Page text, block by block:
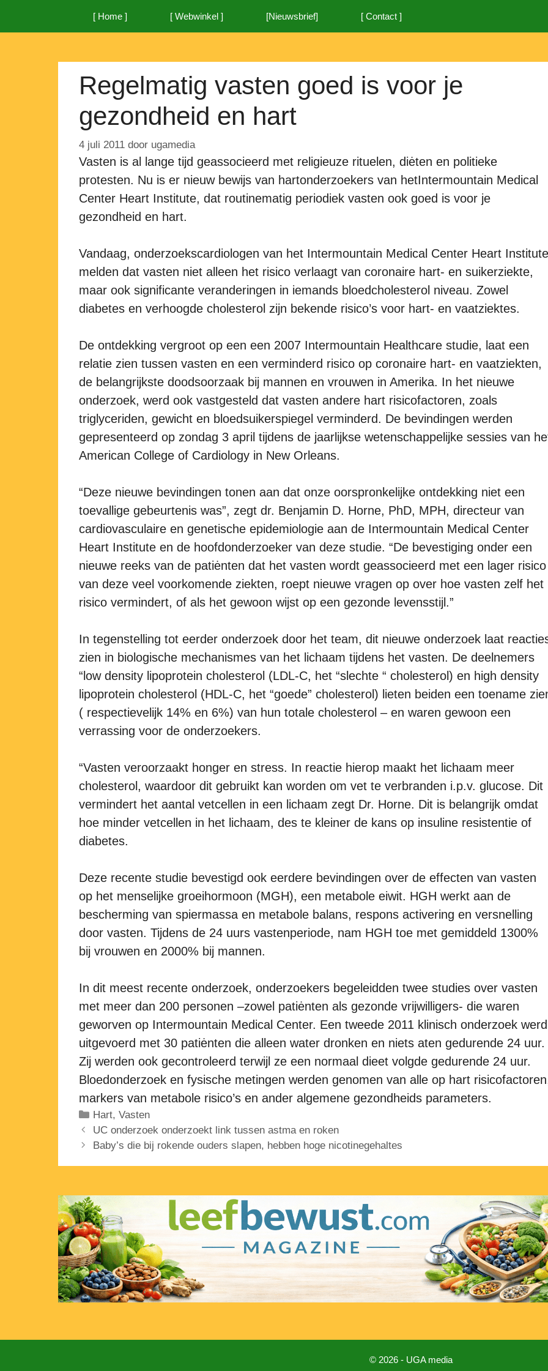
[ Home ] [ Webwinkel ] [Nieuwsbrief] [ Contact ]
Regelmatig vasten goed is voor je
gezondheid en hart
4 juli 2011 door ugamedia
Vasten is al lange tijd geassocieerd met religieuze rituelen, diėten en politieke
protesten. Nu is er nieuw bewijs van hartonderzoekers van hetIntermountain Medical
Center Heart Institute, dat routinematig periodiek vasten ook goed is voor je
gezondheid en hart.
Vandaag, onderzoekscardiologen van het Intermountain Medical Center Heart Institute
melden dat vasten niet alleen het risico verlaagt van coronaire hart- en suikerziekte,
maar ook significante veranderingen in iemands bloedcholesterol niveau. Zowel
diabetes en verhoogde cholesterol zijn bekende risico’s voor hart- en vaatziektes.
De ontdekking vergroot op een een 2007 Intermountain Healthcare studie, laat een
relatie zien tussen vasten en een verminderd risico op coronaire hart- en vaatziekten,
de belangrijkste doodsoorzaak bij mannen en vrouwen in Amerika. In het nieuwe
onderzoek, werd ook vastgesteld dat vasten andere hart risicofactoren, zoals
triglyceriden, gewicht en bloedsuikerspiegel verminderd. De bevindingen werden
gepresenteerd op zondag 3 april tijdens de jaarlijkse wetenschappelijke sessies van
American College of Cardiology in New Orleans.
“Deze nieuwe bevindingen tonen aan dat onze oorspronkelijke ontdekking niet een
toevallige gebeurtenis was”, zegt dr. Benjamin D. Horne, PhD, MPH, directeur van
cardiovasculaire en genetische epidemiologie aan de Intermountain Medical Center
Heart Institute en de hoofdonderzoeker van deze studie. “De bevestiging onder een
nieuwe reeks van de patiėnten dat het vasten wordt geassocieerd met een lager risico
van deze veel voorkomende ziekten, roept nieuwe vragen op over hoe vasten zelf het
risico vermindert, of als het gewoon wijst op een gezonde levensstijl.”
In tegenstelling tot eerder onderzoek door het team, dit nieuwe onderzoek laat
zien in biologische mechanismes van het lichaam tijdens het vasten. De deelnemers
“low density lipoprotein cholesterol (LDL-C, het “slechte “ cholesterol) en high density
lipoprotein cholesterol (HDL-C, het “goede” cholesterol) lieten beiden een toename
( respectievelijk 14% en 6%) van hun totale cholesterol – en waren gewoon een
verrassing voor de onderzoekers.
“Vasten veroorzaakt honger en stress. In reactie hierop maakt het lichaam meer
cholesterol, waardoor dit gebruikt kan worden om vet te verbranden i.p.v. glucose. Dit
vermindert het aantal vetcellen in een lichaam zegt Dr. Horne. Dit is belangrijk omdat
hoe minder vetcellen in het lichaam, des te kleiner de kans op insuline resistentie of
diabetes.
Deze recente studie bevestigd ook eerdere bevindingen over de effecten van vasten
op het menselijke groeihormoon (MGH), een metabole eiwit. HGH werkt aan de
bescherming van spiermassa en metabole balans, respons activering en versnelling
door vasten. Tijdens de 24 uurs vastenperiode, nam HGH toe met gemiddeld 1300%
bij vrouwen en 2000% bij mannen.
In dit meest recente onderzoek, onderzoekers begeleidden twee studies over vasten
met meer dan 200 personen –zowel patiėnten als gezonde vrijwilligers- die waren
geworven op Intermountain Medical Center. Een tweede 2011 klinisch onderzoek werd
uitgevoerd met 30 patiėnten die alleen water dronken en niets aten gedurende 24 uur.
Zij werden ook gecontroleerd terwijl ze een normaal dieet volgde gedurende 24 uur.
Bloedonderzoek en fysische metingen werden genomen van alle op hart
markers van metabole risico’s en ander algemene gezondheids parameters.
Categorieën
Hart,Vasten
UC onderzoek onderzoekt link tussen astma en roken
Baby’s die bij rokende ouders slapen, hebben hoge nicotinegehaltes
© 2026 - UGA media